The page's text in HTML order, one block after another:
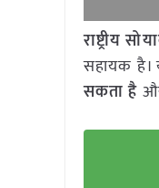
राष्ट्रीय
सहायक है।
सकता है